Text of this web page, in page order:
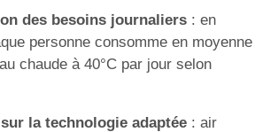
des besoins journaliers: en
personne consomme en moyenne
chaude à 40°C par jour selon
la technologie adaptée: air